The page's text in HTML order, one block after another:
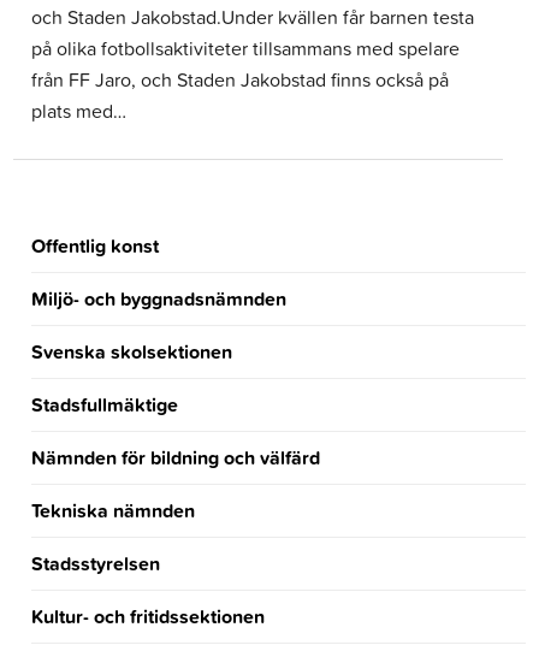
och Staden Jakobstad.⁠⁠Under kvällen får barnen testa
på olika fotbollsaktiviteter tillsammans med spelare
från FF Jaro, och Staden Jakobstad finns också på
plats med…
Offentlig konst
Miljö- och byggnadsnämnden
Svenska skolsektionen
Stadsfullmäktige
Nämnden för bildning och välfärd
Tekniska nämnden
Stadsstyrelsen
Kultur- och fritidssektionen